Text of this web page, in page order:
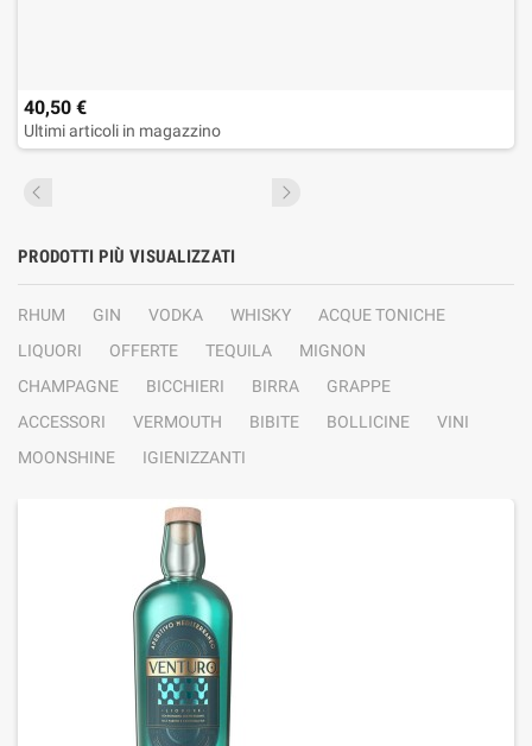
40,50 €
Ultimi articoli in magazzino
PRODOTTI PIÙ VISUALIZZATI
RHUM GIN VODKA WHISKY
ACQUE TONICHE
LIQUORI
OFFERTE TEQUILA
MIGNON
CHAMPAGNE
BICCHIERI BIRRA
GRAPPE
ACCESSORI
VERMOUTH BIBITE BOLLICINE
VINI
MOONSHINE
IGIENIZZANTI